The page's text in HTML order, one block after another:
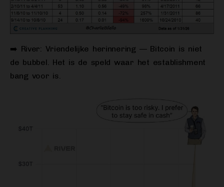
➡️ River: Vriendelijke herinnering — Bitcoin is niet
de bubbel. Het is de speld waar het establishment
bang voor is.